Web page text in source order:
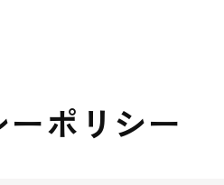
ーポリシー